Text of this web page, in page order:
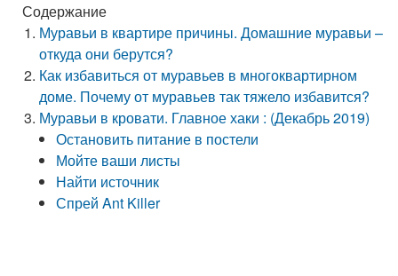
Содержание
Муравьи в квартире причины. Домашние муравьи –
откуда они берутся?
Как избавиться от муравьев в многоквартирном
доме. Почему от муравьев так тяжело избавится?
Муравьи в кровати. Главное хаки : (Декабрь 2019)
Остановить питание в постели
Мойте ваши листы
Найти источник
Спрей Ant Killer